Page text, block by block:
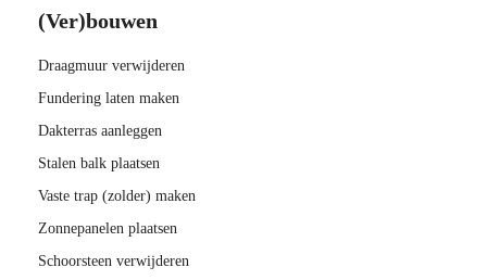
(Ver)bouwen
Draagmuur verwijderen
Fundering laten maken
Dakterras aanleggen
Stalen balk plaatsen
Vaste trap (zolder) maken
Zonnepanelen plaatsen
Schoorsteen verwijderen